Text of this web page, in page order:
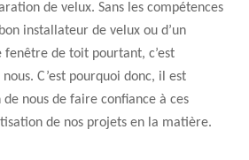
de velux. Sans les compétences
installateur de velux ou d’un
de toit pourtant, c’est
C’est pourquoi donc, il est
nous de faire confiance à ces
de nos projets en la matière.